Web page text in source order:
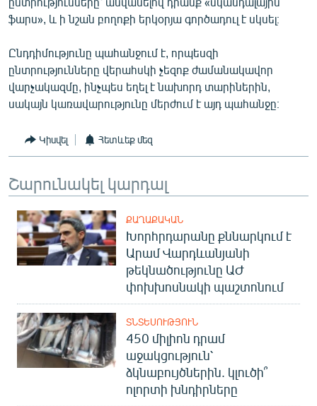
«Ազատության» բոլոր կայքերը
ֆարս», և ի նշան բողոքի երկօրյա գործադուլ է սկսել։
Ընդդիմությունը պահանջում է, որպեսզի
ընտրությունները վերահսկի չեզոք ժամանակավոր
վարչակազմը, ինչպես եղել է նախորդ տարիներին,
սակայն կառավարությունը մերժում է այդ պահանջը։
Կիսվել Հետևեք մեզ
Շարունակել կարդալ
ՔԱՂԱՔԱԿԱՆ
Խորհրդարանը քննարկում է
Արամ Վարդևանյանի
թեկնածությունը ԱԺ
փոխխոսնակի պաշտոնում
ՏՆՏԵՍՈՒԹՅՈՒՆ
450 միլիոն դրամ
աջակցություն՝
ձկնաբույծներին. կլուծի՞
ոլորտի խնդիրները